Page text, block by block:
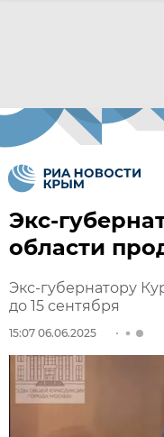
Экс-
области
Экс-губернатору
до 15 сентября
15:07 06.06.2025